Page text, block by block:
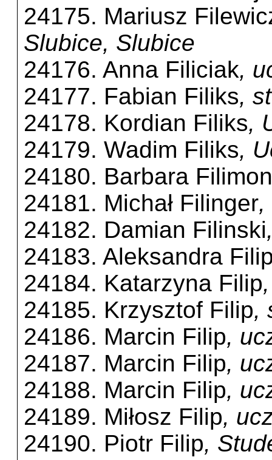
24175. Mariusz
Slubice, Slubice
24176. Anna Filiciak,
24177. Fabian Filiks,
24178. Kordian Filiks,
24179. Wadim Filiks,
24180. Barbara
24181. Michał Filinger,
24182. Damian Filinski
24183. Aleksandra
24184. Katarzyna Filip
24185. Krzysztof Filip,
24186. Marcin Filip,
24187. Marcin Filip,
24188. Marcin Filip,
24189. Miłosz Filip,
24190. Piotr Filip,